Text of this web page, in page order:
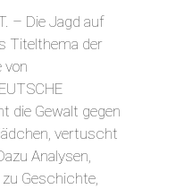
– Die Jagd auf
Titelthema der
von
die Gewalt gegen
vertuscht
Analysen,
Geschichte,